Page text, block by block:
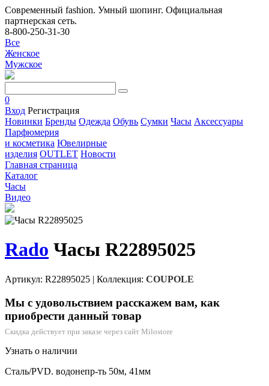
Современный fashion. Умный шопинг. Официальная
партнерская сеть.
8-800-250-31-30
Все
Женское
Мужское
0
Вход Регистрация
Новинки Бренды Одежда Обувь Сумки Часы Аксессуары
Парфюмерия
и косметика Ювелирные
изделия OUTLET Новости
Главная страница
Каталог
Часы
Видео
Rado Часы R22895025
Артикул: R22895025 | Коллекция: COUPOLE
Мы с удовольствием расскажем вам, как
приобрести данный товар
Скидка действует при заказе через сайт Milostore
Узнать о наличии
Сталь/PVD. водонепр-ть 50м, 41мм